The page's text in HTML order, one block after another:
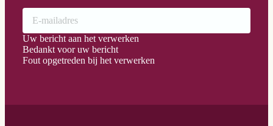
Uw bericht aan het verwerken
Bedankt voor uw bericht
Fout opgetreden bij het verwerken